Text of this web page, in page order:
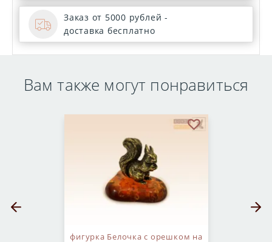
Заказ от 5000 рублей -
доставка бесплатно
Вам также могут понравиться
фигурка Белочка с орешком на
В избранное
Предыдущий слайд